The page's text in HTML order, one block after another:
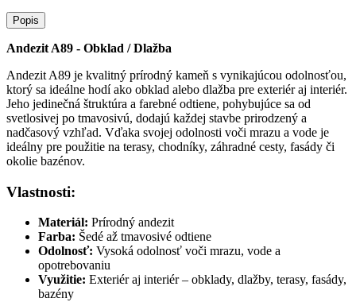
Popis
Andezit A89 - Obklad / Dlažba
Andezit A89 je kvalitný prírodný kameň s vynikajúcou odolnosťou,
ktorý sa ideálne hodí ako obklad alebo dlažba pre exteriér aj interiér.
Jeho jedinečná štruktúra a farebné odtiene, pohybujúce sa od
svetlosivej po tmavosivú, dodajú každej stavbe prirodzený a
nadčasový vzhľad. Vďaka svojej odolnosti voči mrazu a vode je
ideálny pre použitie na terasy, chodníky, záhradné cesty, fasády či
okolie bazénov.
Vlastnosti:
Materiál: Prírodný andezit
Farba: Šedé až tmavosivé odtiene
Odolnosť: Vysoká odolnosť voči mrazu, vode a
opotrebovaniu
Využitie: Exteriér aj interiér – obklady, dlažby, terasy, fasády,
bazény